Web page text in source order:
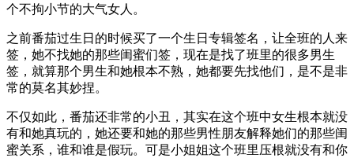
个不拘小节的大气女人。
之前番茄过生日的时候买了一个生日专辑签名，让全班的人来
签，她不找她的那些闺蜜们签，现在是找了班里的很多男生
签，就算那个男生和她根本不熟，她都要先找他们，是不是非
常的莫名其妙捏。
不仅如此，番茄还非常的小丑，其实在这个班中女生根本就没
有和她真玩的，她还要和她的那些男性朋友解释她们的那些闺
蜜关系，谁和谁是假玩。可是小姐姐这个班里压根就没有和你